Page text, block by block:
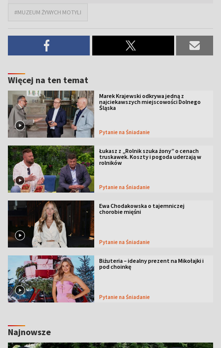
#MUZEUM ŻYWYCH MOTYLI
Więcej na ten temat
Marek Krajewski odkrywa jedną z
najciekawszych miejscowości Dolnego
Śląska
Pytanie na Śniadanie
Łukasz z „Rolnik szuka żony” o cenach
truskawek. Koszty i pogoda uderzają w
rolników
Pytanie na Śniadanie
Ewa Chodakowska o tajemniczej
chorobie mięśni
Pytanie na Śniadanie
Biżuteria – idealny prezent na Mikołajki i
pod choinkę
Pytanie na Śniadanie
Najnowsze